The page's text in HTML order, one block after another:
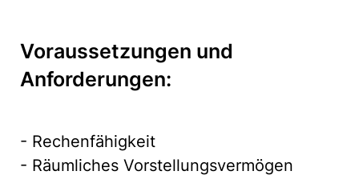
Voraussetzungen und
Anforderungen:
- Rechenfähigkeit
- Räumliches Vorstellungsvermögen